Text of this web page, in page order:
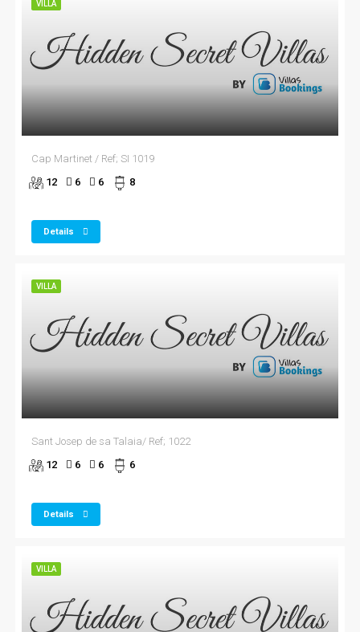
VILLA
Cap Martinet / Ref; SI 1019
12
6 6 8
Details
VILLA
Sant Josep de sa Talaia/ Ref; 1022
12
6 6 6
Details
VILLA